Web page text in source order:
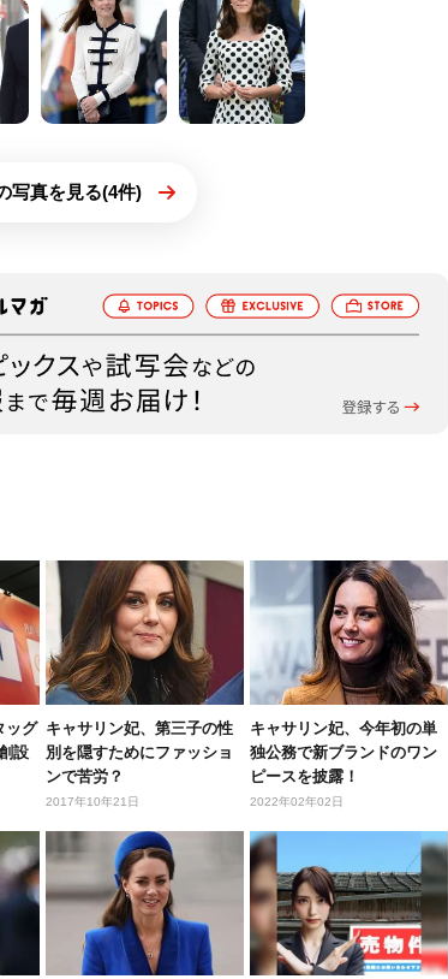
写真を見る(4件)
ッグ
設
キャサリン妃、第三子の性
別を隠すためにファッショ
ンで苦労？
2017年10年21日
キャサリン妃、今年初の単
独公務で新ブランドのワン
ピースを披露！
2022年02年02日